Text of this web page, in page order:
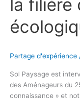
la filière
Partage d'expérience
Sol Paysage est
des Aménageurs du
connaissance » et